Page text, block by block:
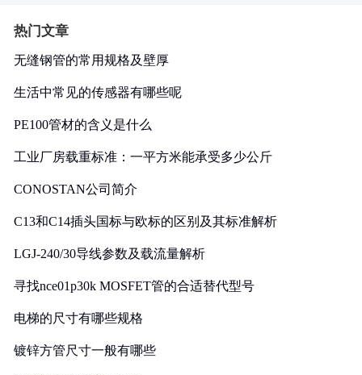
热门文章
无缝钢管的常用规格及壁厚
生活中常见的传感器有哪些呢
PE100管材的含义是什么
工业厂房载重标准：一平方米能承受多少公斤
CONOSTAN公司简介
C13和C14插头国标与欧标的区别及其标准解析
LGJ-240/30导线参数及载流量解析
寻找nce01p30k MOSFET管的合适替代型号
电梯的尺寸有哪些规格
镀锌方管尺寸一般有哪些